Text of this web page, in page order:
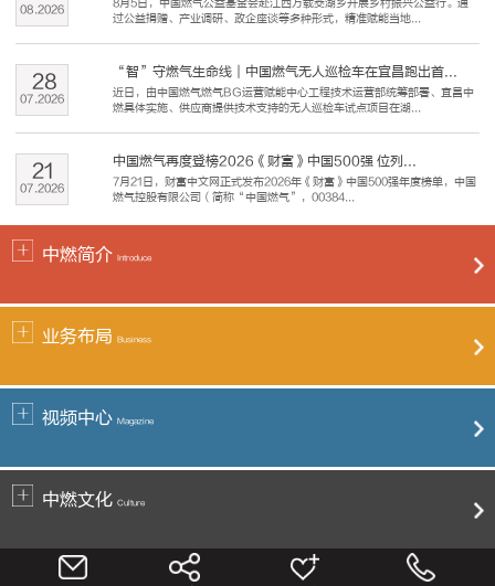
8月5日，中国燃气公益基金会赴江西万载茭湖乡开展乡村振兴公益行。通
过公益捐赠、产业调研、政企座谈等多种形式，精准赋能当地...
08.2026
“智”守燃气生命线｜中国燃气无人巡检车在宜昌跑出首...
近日，由中国燃气燃气BG运营赋能中心工程技术运营部统筹部署、宜昌中
燃具体实施、供应商提供技术支持的无人巡检车试点项目在湖...
07.2026
28
中国燃气再度登榜2026《财富》中国500强 位列...
7月21日，财富中文网正式发布2026年《财富》中国500强年度榜单，中国
燃气控股有限公司（简称“中国燃气”，00384...
07.2026
21
中燃简介 Introduce
业务布局 Business
视频中心 Magazine
中燃文化 Culture